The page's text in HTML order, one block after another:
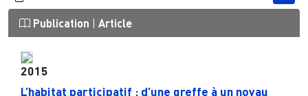
Publication Article
2015
L’habitat participatif : d’une greffe à un noyau